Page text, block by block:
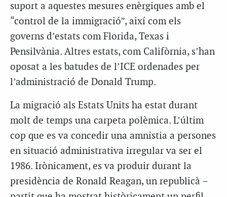
suport a aquestes mesures enèrgiques amb el
“control de la immigració”, així com els
governs d’estats com Florida, Texas i
Pensilvània. Altres estats, com Califòrnia, s’han
oposat a les batudes de l’ICE ordenades per
l’administració de Donald Trump.
La migració als Estats Units ha estat durant
molt de temps una carpeta polèmica. L’últim
cop que es va concedir una amnistia a persones
en situació administrativa irregular va ser el
1986. Irònicament, es va produir durant la
presidència de Ronald Reagan, un republicà –